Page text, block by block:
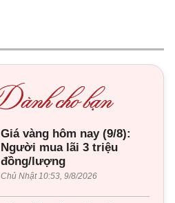
Giá vàng hôm nay (9/8):
Người mua lãi 3 triệu
đồng/lượng
Chủ Nhật 10:53, 9/8/2026